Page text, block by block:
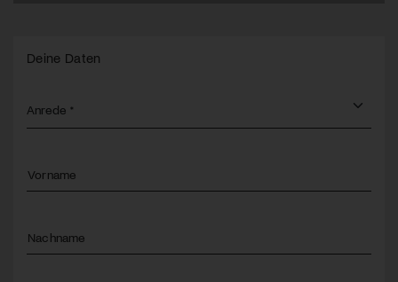
Deine Daten
Vorname
Nachname